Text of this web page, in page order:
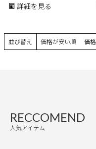
詳細を見る
並び替え 価格が安い順 価
RECCOMEND
人気アイテム